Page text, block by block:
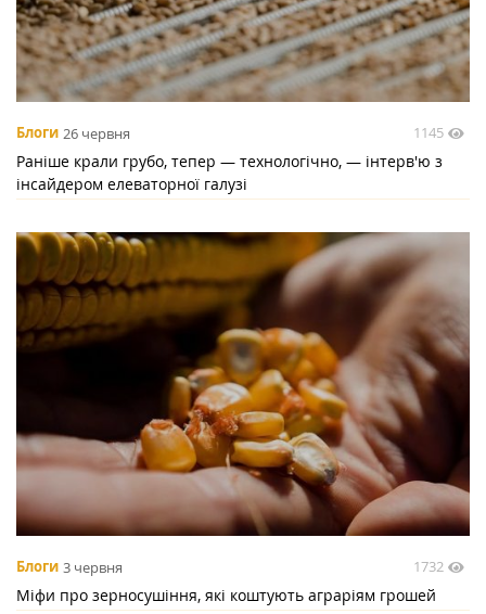
Блоги 26 червня 1145
Раніше крали грубо, тепер — технологічно, — інтерв'ю з
інсайдером елеваторної галузі
Блоги 3 червня 1732
Міфи про зерносушіння, які коштують аграріям грошей